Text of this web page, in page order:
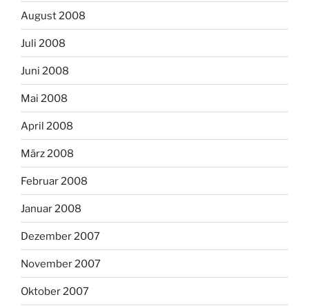
August 2008
Juli 2008
Juni 2008
Mai 2008
April 2008
März 2008
Februar 2008
Januar 2008
Dezember 2007
November 2007
Oktober 2007